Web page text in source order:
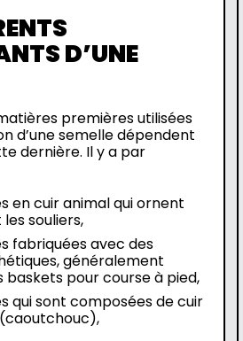
D’UNE
premières utilisées
d’une semelle dépendent
dernière. Il y a par
en cuir animal qui ornent
souliers,
fabriquées avec des
généralement
baskets pour course à pied,
qui sont composées de cuir